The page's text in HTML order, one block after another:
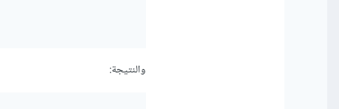
والنتيجة: